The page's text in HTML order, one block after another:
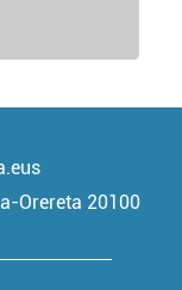
Orereta 20100